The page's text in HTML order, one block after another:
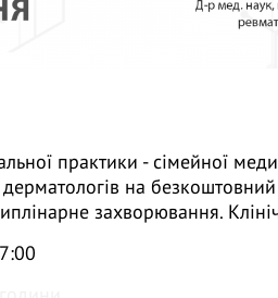
практики - сімейної
на
захворювання.